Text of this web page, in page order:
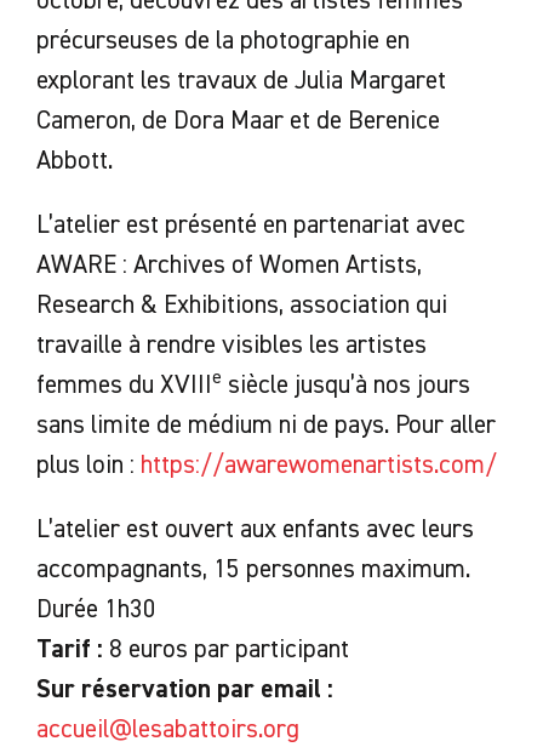
précurseuses de la photographie en
explorant les travaux de Julia Margaret
Cameron, de Dora Maar et de Berenice
Abbott.
L’atelier est présenté en partenariat avec
AWARE : Archives of Women Artists,
Research & Exhibitions, association qui
travaille à rendre visibles les artistes
femmes du XVIIIe siècle jusqu’à nos jours
sans limite de médium ni de pays. Pour aller
plus loin : https://awarewomenartists.com/
L’atelier est ouvert aux enfants avec leurs
accompagnants, 15 personnes maximum.
Durée 1h30
Tarif : 8 euros par participant
Sur réservation par email :
accueil@lesabattoirs.org